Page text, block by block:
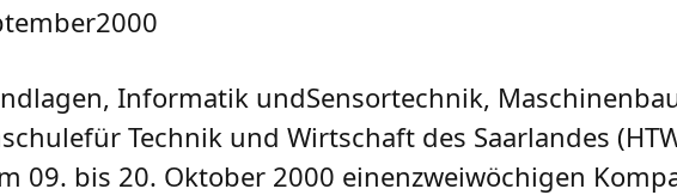
Informatik undSensortechnik,
Technik und Wirtschaft des Saarlandes
09. bis 20. Oktober 2000 einenzweiwöchigen